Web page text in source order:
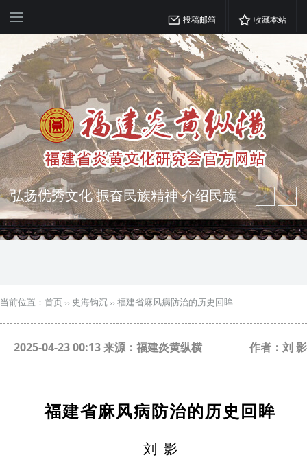
投稿邮箱 收藏本站
弘扬优秀文化 振奋民族精神 介绍民族
瑰宝 宣传中华精英
突出海西特色 报道台港澳侨 坚持古为
今用 力求雅俗共赏
当前位置： 首页 ›› 史海钩沉 ›› 福建省麻风病防治的历史回眸
2025-04-23 00:13 来源：福建炎黄纵横 作者：刘 影
福建省麻风病防治的历史回眸
刘 影